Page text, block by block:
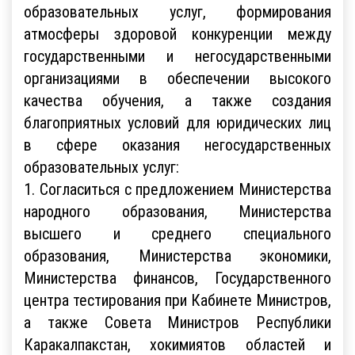
образовательных услуг, формирования
атмосферы здоровой конкуренции между
государственными и негосударственными
организациями в обеспечении высокого
качества обучения, а также создания
благоприятных условий для юридических лиц
в сфере оказания негосударственных
образовательных услуг:
1. Согласиться с предложением Министерства
народного образования, Министерства
высшего и среднего специального
образования, Министерства экономики,
Министерства финансов, Государственного
центра тестирования при Кабинете Министров,
а также Совета Министров Республики
Каракалпакстан, хокимиятов областей и